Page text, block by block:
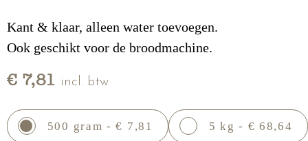
Kant & klaar, alleen water toevoegen.
Ook geschikt voor de broodmachine.
€ 7,81 incl. btw
500 gram - € 7,81 5 kg - € 68,64